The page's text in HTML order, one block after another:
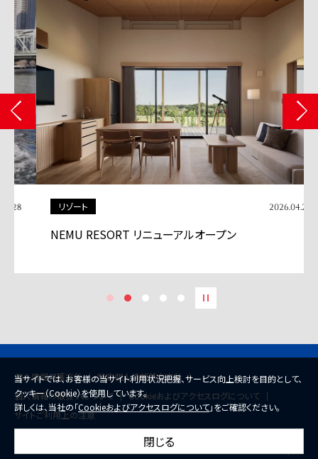
リゾート 2026.04.24
NEMU RESORT リニューアルオープン
© 2026 Mitsui Fudosan Co., Ltd.
個人情報保護方針
特定個人情報基本方針
個人情報の取扱いについて
Cookieおよびアクセスログについて
サイトご利用上の注意
当サイトでは、お客様の当サイト利用状況把握、サービス向上検討を目的として、
クッキー（Cookie）を使用しています。
詳しくは、当社の「Cookieおよびアクセスログについて」をご確認ください。
閉じる